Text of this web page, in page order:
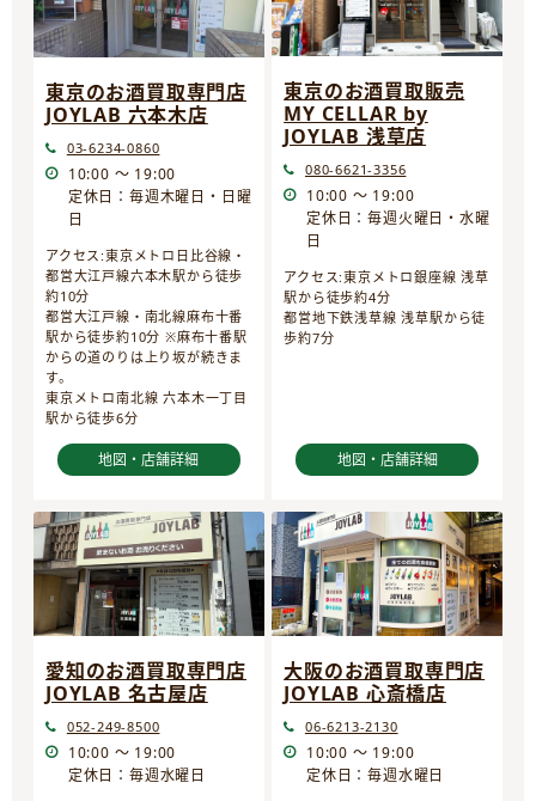
東京のお酒買取専門店
JOYLAB 六本木店
03-6234-0860
10:00 ～ 19:00
定休日：毎週木曜日・日曜
日
アクセス:東京メトロ日比谷線・
都営大江戸線六本木駅から徒歩
約10分
都営大江戸線・南北線麻布十番
駅から徒歩約10分 ※麻布十番駅
からの道のりは上り坂が続きま
す。
東京メトロ南北線 六本木一丁目
駅から徒歩6分
地図・店舗詳細
東京のお酒買取販売
MY CELLAR by
JOYLAB 浅草店
080-6621-3356
10:00 ～ 19:00
定休日：毎週火曜日・水曜
日
アクセス:東京メトロ銀座線 浅草
駅から徒歩約4分
都営地下鉄浅草線 浅草駅から徒
歩約7分
地図・店舗詳細
愛知のお酒買取専門店
JOYLAB 名古屋店
052-249-8500
10:00 ～ 19:00
定休日：毎週水曜日
大阪のお酒買取専門店
JOYLAB 心斎橋店
06-6213-2130
10:00 ～ 19:00
定休日：毎週水曜日